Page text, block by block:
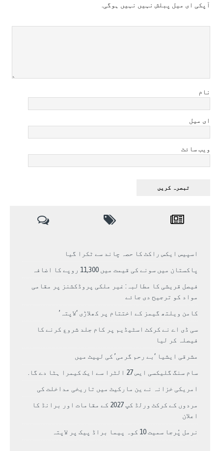
آپکی ای ميل پبلش نہيں نہيں ہوگی.
نام
ای میل
ویب سائٹ
اسپیس ایکس راکٹ کا حصہ چاند سے ٹکرا گیا
پاکستان میں سونے کی قیمت میں 11,300 روپے کا اضافہ
فیصل قریشی کا مطالبہ: غیر ملکی پروڈکشنز پر مقامی
مواد کو ترجیح دی جائے
کامن ویلتھ گیمز کے اختتام پر کھلاڑی ‘لاپتہ’
سی ڈی اے نے کرکٹ اسٹیڈیم پر کام جلد شروع کرنے کا
فیصلہ کر لیا
مشرقی ایشیا ‘بے رحم گرمی’ کی لپیٹ میں
سام سنگ گلیکسی ایس 27 الٹرا سے ایک کیمرا ہٹا دے گا.
امریکی خزانہ نے ین مارکیٹ میں تاریخی مداخلت کی
مردوں کے کرکٹ ورلڈ کپ 2027 کے مقامات اور برانڈ کا
اعلان
نرمل پُرجا سمیت 10 کوہ پیما براڈ پیک پر لاپتہ